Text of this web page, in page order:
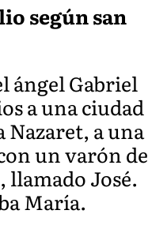
según san
ángel Gabriel
a una ciudad
Nazaret, a una
un varón de
llamado José.
María.